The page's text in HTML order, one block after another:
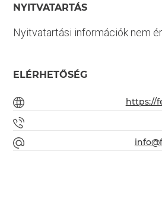
NYITVATARTÁS
Nyitvatartási információk nem
ELÉRHETŐSÉG
https://